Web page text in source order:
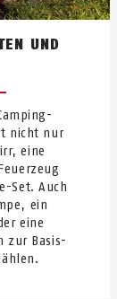
UND
nicht nur
eine
Set. Auch
ein
eine
zur Basis-